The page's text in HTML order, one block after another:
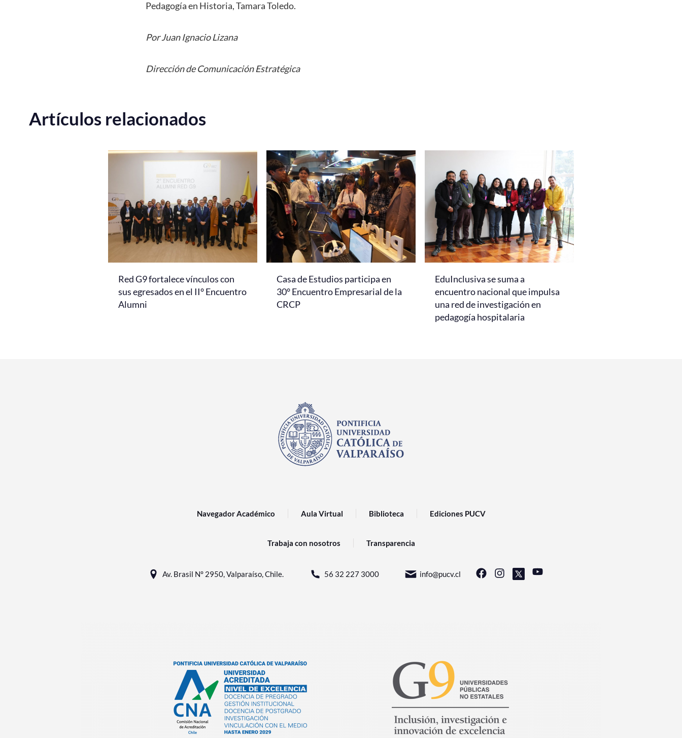
Pedagogía en Historia, Tamara Toledo.
Por Juan Ignacio Lizana
Dirección de Comunicación Estratégica
Artículos relacionados
Red G9 fortalece vínculos con
sus egresados en el II° Encuentro
Alumni
Casa de Estudios participa en
30° Encuentro Empresarial de la
CRCP
EduInclusiva se suma a
encuentro nacional que impulsa
una red de investigación en
pedagogía hospitalaria
Navegador Académico Aula Virtual Biblioteca Ediciones PUCV
Trabaja con nosotros Transparencia
Av. Brasil N° 2950, Valparaíso, Chile. 56 32 227 3000 info@pucv.cl